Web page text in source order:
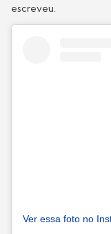
escreveu.
Ver essa foto no